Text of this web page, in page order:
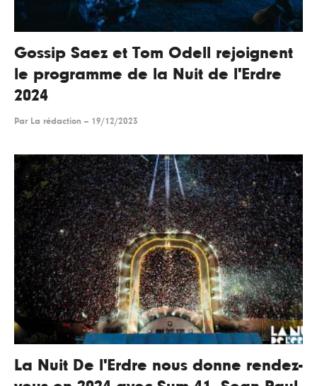
Gossip Saez et Tom Odell rejoignent
le programme de la Nuit de l'Erdre
2024
Par La rédaction -- 19/12/2023
La Nuit De l'Erdre nous donne rendez-